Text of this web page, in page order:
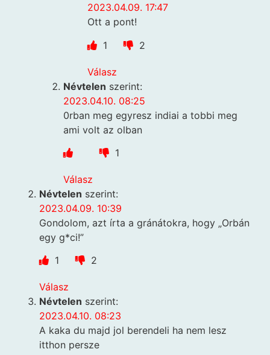
2023.04.09. 17:47
Ott a pont!
1
2
Válasz
Névtelen szerint:
2023.04.10. 08:25
0rban meg egyresz indiai a tobbi meg
ami volt az olban
1
Válasz
Névtelen szerint:
2023.04.09. 10:39
Gondolom, azt írta a gránátokra, hogy „Orbán
egy g*ci!”
1
2
Válasz
Névtelen szerint:
2023.04.10. 08:23
A kaka du majd jol berendeli ha nem lesz
itthon persze